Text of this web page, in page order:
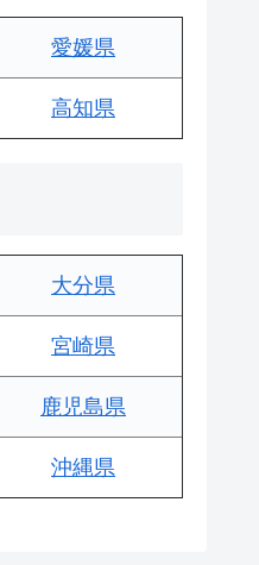
愛媛県
高知県
大分県
宮崎県
鹿児島県
沖縄県